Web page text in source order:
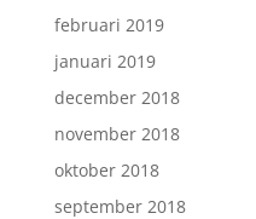
februari 2019
januari 2019
december 2018
november 2018
oktober 2018
september 2018